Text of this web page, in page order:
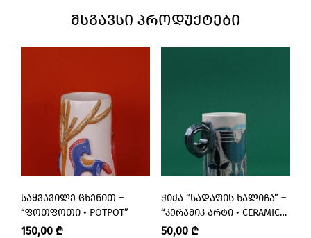
ᲛᲡᲒᲐᲕᲡᲘ ᲞᲠᲝᲓᲣᲥᲢᲔᲑᲘ
ᲡᲐᲧᲕᲐᲕᲘᲚᲔ ᲪᲮᲔᲜᲘᲗ –
“ᲤᲝᲗᲤᲝᲗᲘ • POTPOT”
150,00 ₾
ᲭᲘᲥᲐ “ᲡᲐᲓᲐᲤᲘᲡ ᲮᲐᲚᲘᲩᲐ” –
“ᲙᲔᲠᲐᲛᲘᲙ ᲐᲠᲢᲘ • CERAMIC
ART”
50,00 ₾